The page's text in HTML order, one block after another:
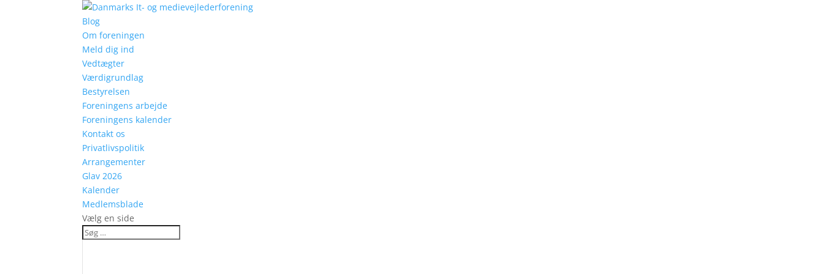
Blog
Om foreningen
Meld dig ind
Vedtægter
Værdigrundlag
Bestyrelsen
Foreningens arbejde
Foreningens kalender
Kontakt os
Privatlivspolitik
Arrangementer
Glav 2026
Kalender
Medlemsblade
Vælg en side